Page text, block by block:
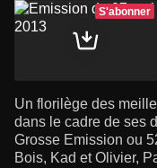
S'abonner
Un florilège des
dans le cadre de ses
Grosse Emission ou
Bois, Kad et Olivier,